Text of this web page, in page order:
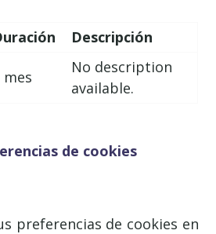
Descripción
mes
No description
available.
de cookies
preferencias de cookies en